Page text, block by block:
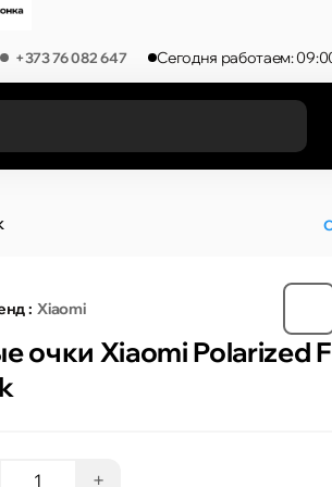
+373 76 082 647 Сегодня работаем:
: Xiaomi
очки Xiaomi Polarized
+